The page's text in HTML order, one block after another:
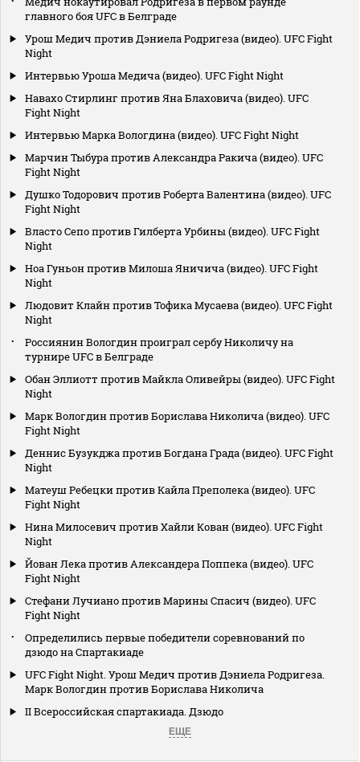
главного боя UFC в Белграде
Урош Медич против Дэниела Родригеза (видео). UFC Fight
Night
Интервью Уроша Медича (видео). UFC Fight Night
Навахо Стирлинг против Яна Блаховича (видео). UFC
Fight Night
Интервью Марка Вологдина (видео). UFC Fight Night
Марчин Тыбура против Александра Ракича (видео). UFC
Fight Night
Душко Тодорович против Роберта Валентина (видео). UFC
Fight Night
Власто Сепо против Гилберта Урбины (видео). UFC Fight
Night
Ноа Гуньон против Милоша Яничича (видео). UFC Fight
Night
Людовит Клайн против Тофика Мусаева (видео). UFC Fight
Night
Россиянин Вологдин проиграл сербу Николичу на
турнире UFC в Белграде
Обан Эллиотт против Майкла Оливейры (видео). UFC Fight
Night
Марк Вологдин против Борислава Николича (видео). UFC
Fight Night
Деннис Бузукджа против Богдана Града (видео). UFC Fight
Night
Матеуш Ребецки против Кайла Преполека (видео). UFC
Fight Night
Нина Милосевич против Хайли Кован (видео). UFC Fight
Night
Йован Лека против Александера Поппека (видео). UFC
Fight Night
Стефани Лучиано против Марины Спасич (видео). UFC
Fight Night
Определились первые победители соревнований по
дзюдо на Спартакиаде
UFC Fight Night. Урош Медич против Дэниела Родригеза.
Марк Вологдин против Борислава Николича
II Всероссийская спартакиада. Дзюдо
ЕЩЕ